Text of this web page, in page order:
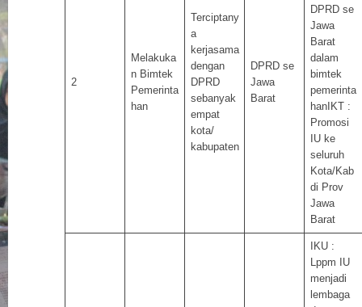
2
Melakuka
n Bimtek
Pemerinta
han
Terciptany
a
kerjasama
dengan
DPRD
sebanyak
empat
kota/
kabupaten
DPRD se
Jawa
Barat
DPRD se
Jawa
Barat
dalam
bimtek
pemerinta
hanIKT :
Promosi
IU ke
seluruh
Kota/Kab
di Prov
Jawa
Barat
IKU :
Lppm IU
menjadi
lembaga